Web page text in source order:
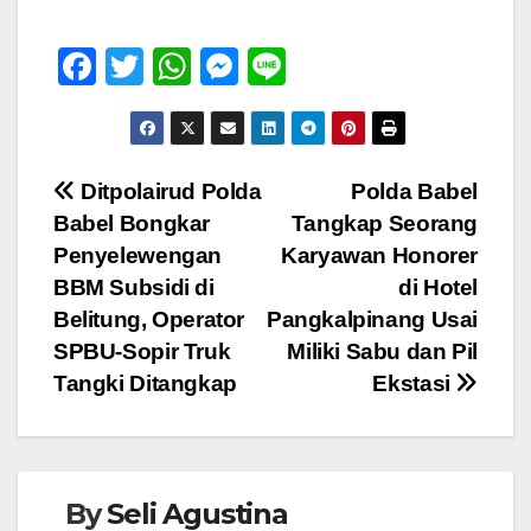
F
e
b
o
o
k
T
wi
tt
er
W
h
at
s
A
p
p
M
e
ss
e
n
e
Navigasi
pos
Polda Babel
Tangkap Seorang
Karyawan Honorer
di Hotel
Pangkalpinang Usai
Miliki Sabu dan Pil
Ekstasi
Ditpolairud Polda
Babel Bongkar
Penyelewengan
BBM Subsidi di
Belitung, Operator
SPBU-Sopir Truk
Tangki Ditangkap
BySeli Agustina